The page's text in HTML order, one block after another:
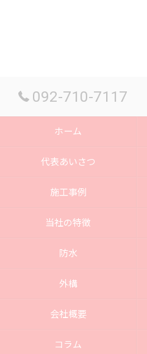
092-710-7117
ホーム
代表あいさつ
施工事例
当社の特徴
防水
外構
会社概要
コラム